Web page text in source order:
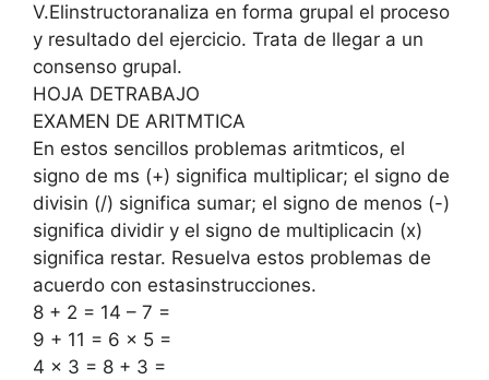
V.Elinstructoranaliza en forma grupal el proceso
y resultado del ejercicio. Trata de llegar a un
consenso grupal.
HOJA DETRABAJO
EXAMEN DE ARITMTICA
En estos sencillos problemas aritmticos, el
signo de ms (+) significa multiplicar; el signo de
divisin (/) significa sumar; el signo de menos (-)
significa dividir y el signo de multiplicacin (x)
significa restar. Resuelva estos problemas de
acuerdo con estasinstrucciones.
8 + 2 = 14 – 7 =
9 + 11 = 6 x 5 =
4 x 3 = 8 + 3 =